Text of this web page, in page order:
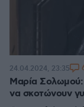
Μαρία Σολωμού:
να σκοτώνουν
24.04.2024, 23:35